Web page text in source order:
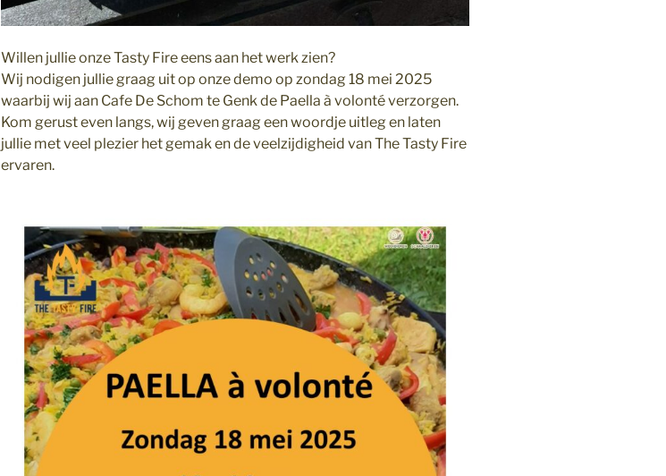
Willen jullie onze Tasty Fire eens aan het werk zien?
Wij nodigen jullie graag uit op onze demo op zondag 18 mei 2025
waarbij wij aan Cafe De Schom te Genk de Paella à volonté verzorgen.
Kom gerust even langs, wij geven graag een woordje uitleg en laten
jullie met veel plezier het gemak en de veelzijdigheid van The Tasty Fire
ervaren.